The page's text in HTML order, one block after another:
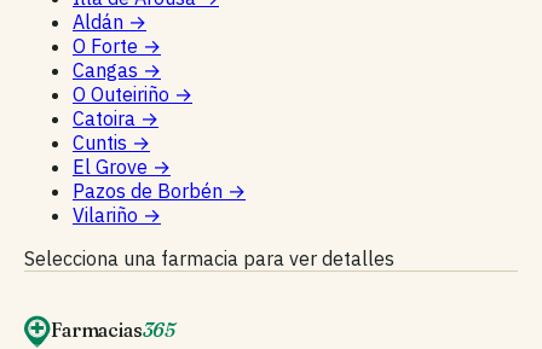
Aldán →
O Forte →
Cangas →
O Outeiriño →
Catoira →
Cuntis →
El Grove →
Pazos de Borbén →
Vilariño →
Selecciona una farmacia para ver detalles
Farmacias365